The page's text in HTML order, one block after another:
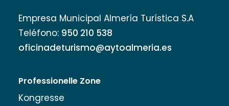
Empresa Municipal Almería Turística S.A
Teléfono: 950 210 538
oficinadeturismo@aytoalmeria.es
Professionelle Zone
Kongresse